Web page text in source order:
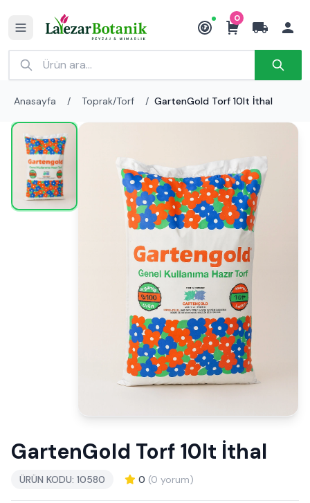
₺
0
Anasayfa / Toprak/Torf / GartenGold Torf 10lt İthal
GartenGold Torf 10lt İthal
ÜRÜN KODU: 10580 0 (0 yorum)